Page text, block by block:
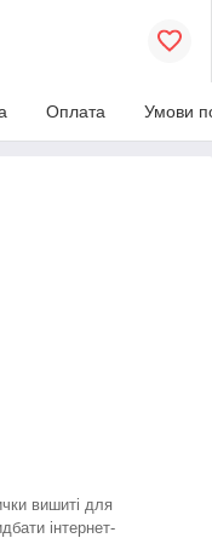
Оплата Умови
вишиті для
інтернет-